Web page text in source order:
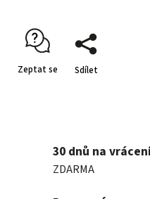
Zeptat se Sdílet
30 dnů na
ZDARMA